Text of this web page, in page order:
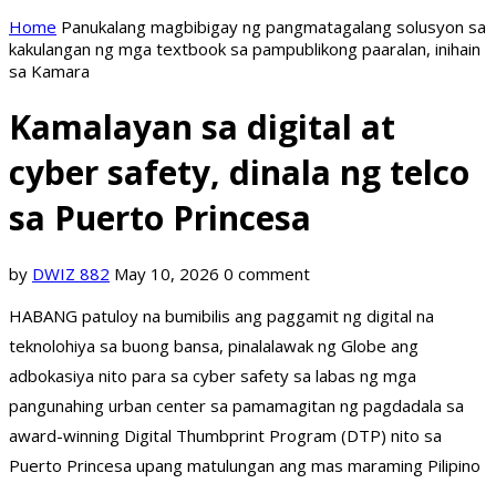
Home Panukalang magbibigay ng pangmatagalang solusyon sa
kakulangan ng mga textbook sa pampublikong paaralan, inihain
sa Kamara
Kamalayan sa digital at
cyber safety, dinala ng telco
sa Puerto Princesa
by DWIZ 882 May 10, 2026 0 comment
HABANG patuloy na bumibilis ang paggamit ng digital na
teknolohiya sa buong bansa, pinalalawak ng Globe ang
adbokasiya nito para sa cyber safety sa labas ng mga
pangunahing urban center sa pamamagitan ng pagdadala sa
award-winning Digital Thumbprint Program (DTP) nito sa
Puerto Princesa upang matulungan ang mas maraming Pilipino